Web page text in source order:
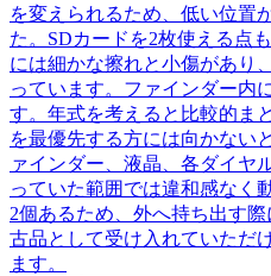
を変えられるため、低い位置
た。SDカードを2枚使える点
には細かな擦れと小傷があり
っています。ファインダー内
す。年式を考えると比較的ま
を最優先する方には向かない
ァインダー、液晶、各ダイヤ
っていた範囲では違和感なく
2個あるため、外へ持ち出す
古品として受け入れていただ
ます。